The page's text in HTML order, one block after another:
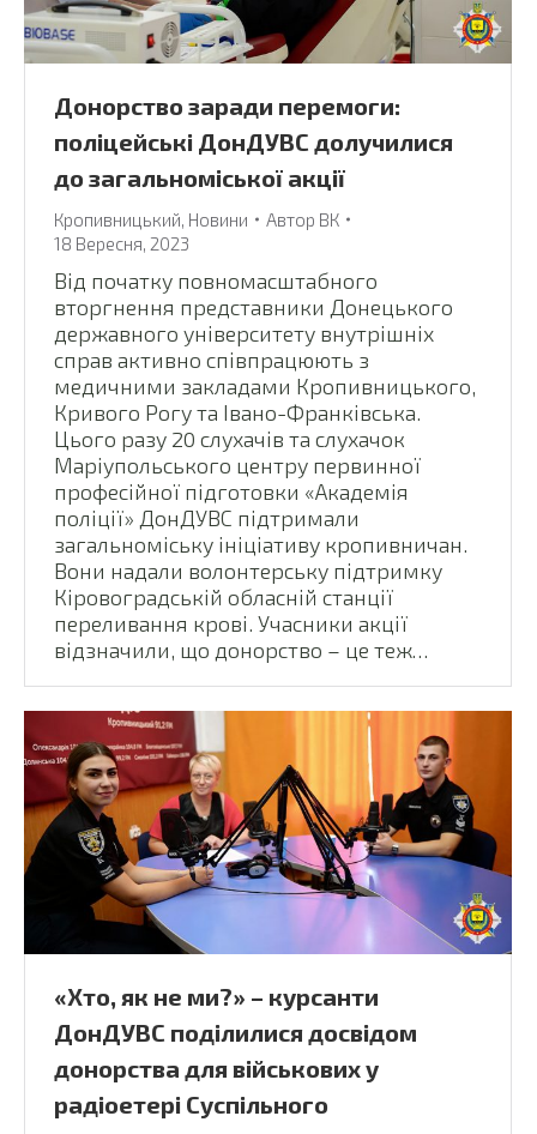
Донорство заради перемоги:
поліцейські ДонДУВС долучилися
до загальноміської акції
Кропивницький Новини Автор ВК
18 Вересня, 2023
Від початку повномасштабного
вторгнення представники Донецького
державного університету внутрішніх
справ активно співпрацюють з
медичними закладами Кропивницького,
Кривого Рогу та Івано-Франківська.
Цього разу 20 слухачів та слухачок
Маріупольського центру первинної
професійної підготовки «Академія
поліції» ДонДУВС підтримали
загальноміську ініціативу кропивничан.
Вони надали волонтерську підтримку
Кіровоградській обласній станції
переливання крові. Учасники акції
відзначили, що донорство – це теж…
«Хто, як не ми?» – курсанти
ДонДУВС поділилися досвідом
донорства для військових у
радіоетері Суспільного